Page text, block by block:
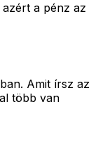
a pénz az
Amit írsz az
több van